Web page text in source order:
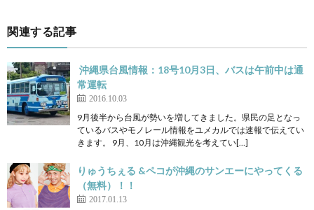
関連する記事
沖縄県台風情報：18号10月3日、バスは午前中は通
常運転
2016.10.03
9月後半から台風が勢いを増してきました。県民の足となっ
ているバスやモノレール情報をユメカルでは速報で伝えてい
きます。 9月、10月は沖縄観光を考えてい[…]
りゅうちぇる &ペコが沖縄のサンエーにやってくる
（無料）！！
2017.01.13